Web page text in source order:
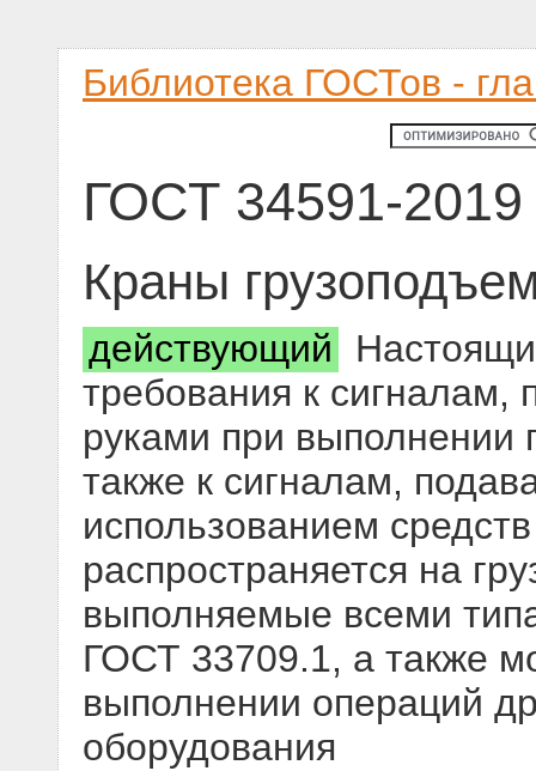
Библиотека ГОСТов -
ГОСТ 34591-2019
Краны
действующий
требования к
руками при выполнении
также к сигналам,
использованием
распространяется на
выполняемые всеми
ГОСТ 33709.1, а также
выполнении операций
оборудования